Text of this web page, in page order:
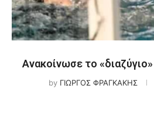
Ανακοίνωσε το
by ΓΙΩΡΓΟΣ ΦΡΑΓΚΑΚΗΣ